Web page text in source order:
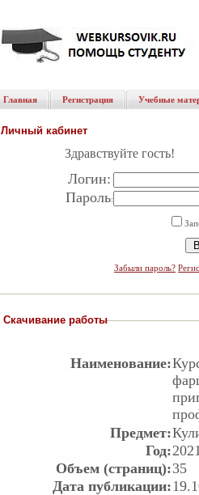
Главная Регистрация Учебные
Личный кабинет
Здравствуйте гость!
Логин:
Пароль:
Забыли пароль?
Скачивание работы
Наименование:
Предмет:
Год:
Объем (страниц):35
Дата публикации: